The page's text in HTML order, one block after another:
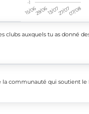
15/0629/0613/0727/0707/08
-1
clubs auxquels tu as donné
la communauté qui soutient